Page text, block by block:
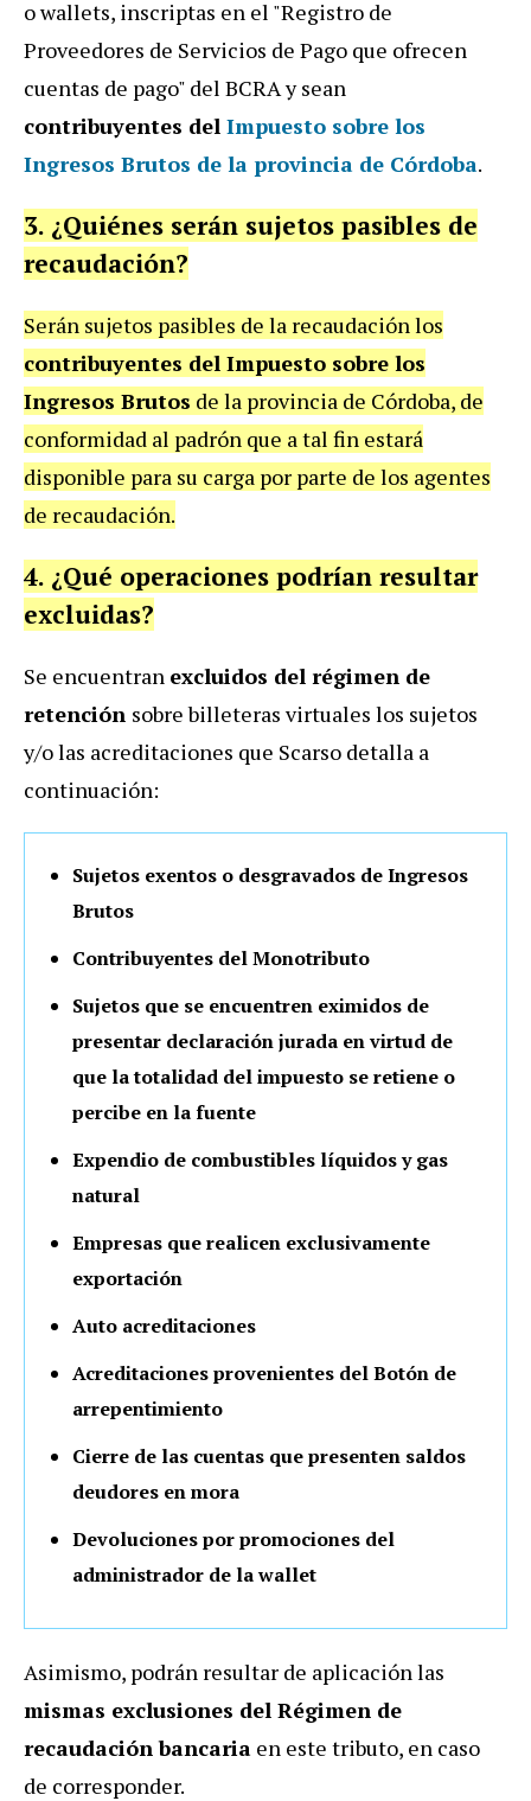
o wallets, inscriptas en el "Registro de
Proveedores de Servicios de Pago que ofrecen
cuentas de pago" del BCRA y sean
contribuyentes del Impuesto sobre los
Ingresos Brutos de la provincia de Córdoba.
3. ¿Quiénes serán sujetos pasibles de
recaudación?
Serán sujetos pasibles de la recaudación los
contribuyentes del Impuesto sobre los
Ingresos Brutos de la provincia de Córdoba, de
conformidad al padrón que a tal fin estará
disponible para su carga por parte de los agentes
de recaudación.
4. ¿Qué operaciones podrían resultar
excluidas?
Se encuentran excluidos del régimen de
retención sobre billeteras virtuales los sujetos
y/o las acreditaciones que Scarso detalla a
continuación:
Sujetos exentos o desgravados de Ingresos
Brutos
Contribuyentes del Monotributo
Sujetos que se encuentren eximidos de
presentar declaración jurada en virtud de
que la totalidad del impuesto se retiene o
percibe en la fuente
Expendio de combustibles líquidos y gas
natural
Empresas que realicen exclusivamente
exportación
Auto acreditaciones
Acreditaciones provenientes del Botón de
arrepentimiento
Cierre de las cuentas que presenten saldos
deudores en mora
Devoluciones por promociones del
administrador de la wallet
Asimismo, podrán resultar de aplicación las
mismas exclusiones del Régimen de
recaudación bancaria en este tributo, en caso
de corresponder.